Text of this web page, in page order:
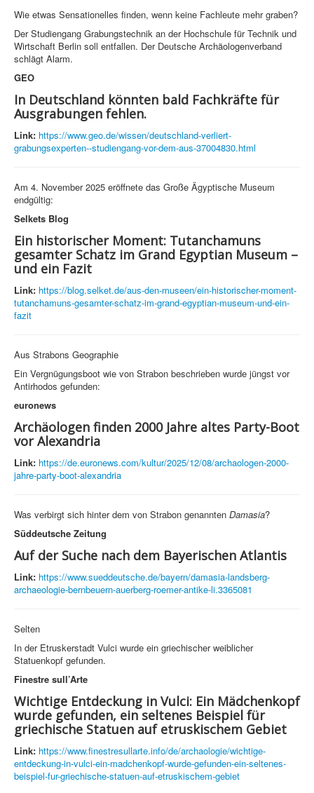
Wie etwas Sensationelles finden, wenn keine Fachleute mehr graben?
Der Studiengang Grabungstechnik an der Hochschule für Technik und
Wirtschaft Berlin soll entfallen. Der Deutsche Archäologenverband
schlägt Alarm.
GEO
In Deutschland könnten bald Fachkräfte für
Ausgrabungen fehlen.
Link: https://www.geo.de/wissen/deutschland-verliert-
grabungsexperten--studiengang-vor-dem-aus-37004830.html
Am 4. November 2025 eröffnete das Große Ägyptische Museum
endgültig:
Selkets Blog
Ein historischer Moment: Tutanchamuns
gesamter Schatz im Grand Egyptian Museum –
und ein Fazit
Link: https://blog.selket.de/aus-den-museen/ein-historischer-moment-
tutanchamuns-gesamter-schatz-im-grand-egyptian-museum-und-ein-
fazit
Aus Strabons Geographie
Ein Vergnügungsboot wie von Strabon beschrieben wurde jüngst vor
Antirhodos gefunden:
euronews
Archäologen finden 2000 Jahre altes Party-Boot
vor Alexandria
Link: https://de.euronews.com/kultur/2025/12/08/archaologen-2000-
jahre-party-boot-alexandria
Was verbirgt sich hinter dem von Strabon genannten Damasia?
Süddeutsche Zeitung
Auf der Suche nach dem Bayerischen Atlantis
Link: https://www.sueddeutsche.de/bayern/damasia-landsberg-
archaeologie-bernbeuern-auerberg-roemer-antike-li.3365081
Selten
In der Etruskerstadt Vulci wurde ein griechischer weiblicher
Statuenkopf gefunden.
Finestre sull’Arte
Wichtige Entdeckung in Vulci: Ein Mädchenkopf
wurde gefunden, ein seltenes Beispiel für
griechische Statuen auf etruskischem Gebiet
Link: https://www.finestresullarte.info/de/archaologie/wichtige-
entdeckung-in-vulci-ein-madchenkopf-wurde-gefunden-ein-seltenes-
beispiel-fur-griechische-statuen-auf-etruskischem-gebiet